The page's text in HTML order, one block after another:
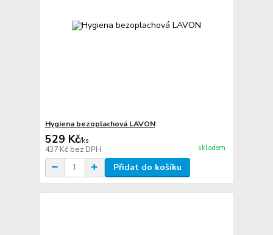
Hygiena bezoplachová LAVON
529 Kč/ks
437 Kč bez DPH skladem
Přidat do košíku